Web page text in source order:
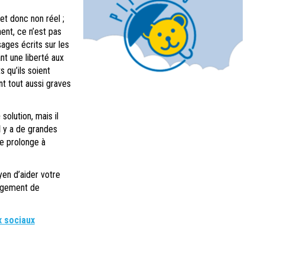
donc non réel ;
ce n’est pas
écrits sur les
une liberté aux
qu’ils soient
tout aussi graves
mais il
a de grandes
prolonge à
d’aider votre
de
sociaux